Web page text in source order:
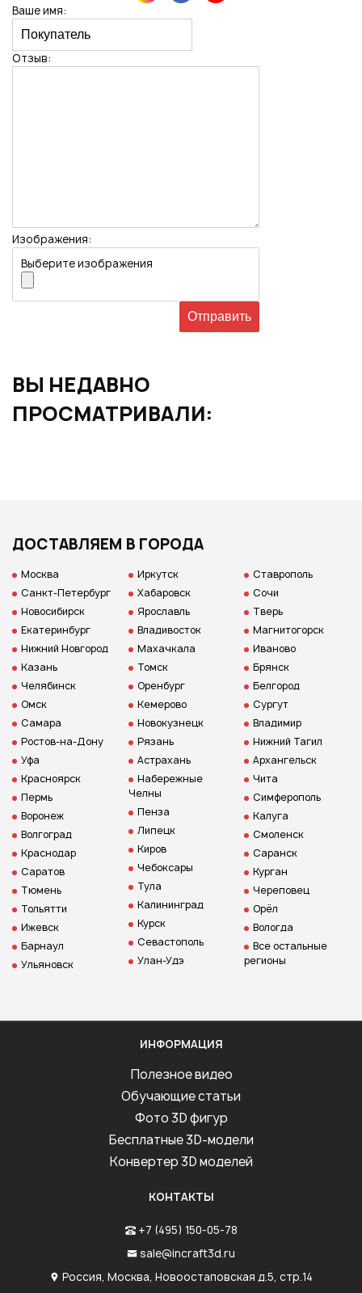
Ваше имя:
Отзыв:
Изображения:
Выберите изображения
ВЫ НЕДАВНО
ПРОСМАТРИВАЛИ:
ДОСТАВЛЯЕМ В ГОРОДА
Москва
Санкт-Петербург
Новосибирск
Екатеринбург
Нижний Новгород
Казань
Челябинск
Омск
Самара
Ростов-на-Дону
Уфа
Красноярск
Пермь
Воронеж
Волгоград
Краснодар
Саратов
Тюмень
Тольятти
Ижевск
Барнаул
Ульяновск
Иркутск
Хабаровск
Ярославль
Владивосток
Махачкала
Томск
Оренбург
Кемерово
Новокузнецк
Рязань
Астрахань
Набережные
Челны
Пенза
Липецк
Киров
Чебоксары
Тула
Калининград
Курск
Севастополь
Улан-Удэ
Ставрополь
Сочи
Тверь
Магнитогорск
Иваново
Брянск
Белгород
Сургут
Владимир
Нижний Тагил
Архангельск
Чита
Симферополь
Калуга
Смоленск
Саранск
Курган
Череповец
Орёл
Вологда
Все остальные
регионы
ИНФОРМАЦИЯ
Полезное видео
Обучающие статьи
Фото 3D фигур
Бесплатные 3D-модели
Конвертер 3D моделей
КОНТАКТЫ
+7 (495) 150-05-78
sale@incraft3d.ru
Россия, Москва, Новоостаповская д.5, стр.14